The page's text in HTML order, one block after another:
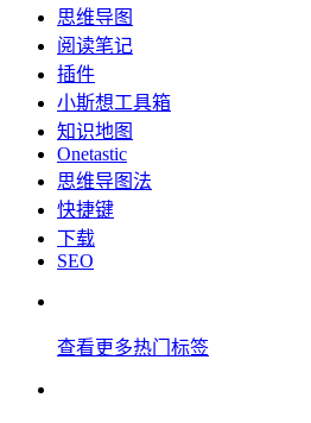
思维导图
阅读笔记
插件
小斯想工具箱
知识地图
Onetastic
思维导图法
快捷键
下载
SEO
查看更多热门标签